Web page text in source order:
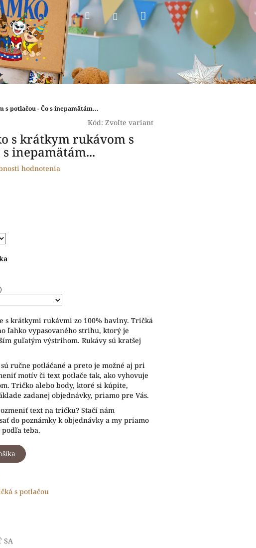
HľadaťPrihlásenieNákupný
potlačou - Čo s inepamätám...
Kód: Zvoľte variant
s krátkym rukávom s
s inepamätám...
hodnotenia
s krátkymi rukávmi zo 100% bavlny. Tričká
ľahko vypasovaného strihu, ktorý je
guľatým výstrihom. Rukávy sú kratšej
ručne potláčané a preto je možné aj pri
motív či text potlače tak, ako vyhovuje
Tričko alebo body, ktoré si kúpite,
zadanej objednávky, priamo pre Vás.
text na tričku? Stačí nám
do poznámky k objednávky a my priamo
teba.
s potlačou
SA